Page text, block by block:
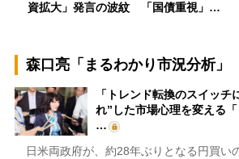
資拡大」発言の波紋 「国債重視」…
森口亮「まるわかり市況分析」
「トレンド転換のスイッチ
れ”した市場心理を変える「
…
日米両政府が、約28年ぶりとなる円買い